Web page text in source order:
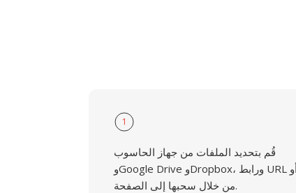
1
قُم بتحديد الملفات من جهاز الحاسوب
وGoogle Drive وDropbox، ورابط URL أو
من خلال سحبها إلى الصفحة.